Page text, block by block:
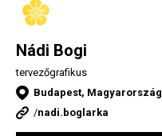
Nádi Bogi
tervezőgrafikus
Budapest, Magyarország
/nadi.boglarka